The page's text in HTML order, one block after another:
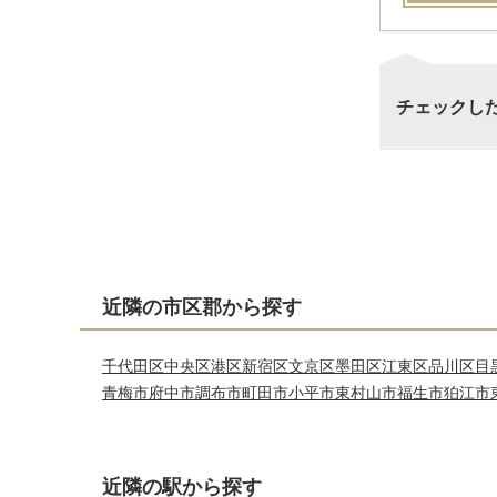
チェックし
近隣の市区郡から探す
千代田区中央区港区新宿区文京区墨田区江東区品川区目
青梅市府中市調布市町田市小平市東村山市福生市狛江市
近隣の駅から探す